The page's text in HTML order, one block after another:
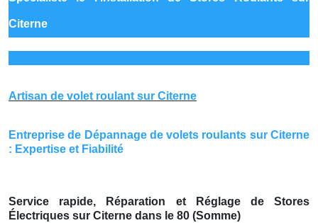
Citerne
Artisan de volet roulant sur Citerne
Entreprise de Dépannage de volets roulants sur Citerne
: Expertise et Fiabilité
Service rapide, Réparation et Réglage de Stores
Électriques sur Citerne dans le 80 (Somme)